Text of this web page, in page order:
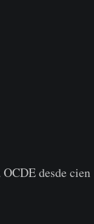
desde cien